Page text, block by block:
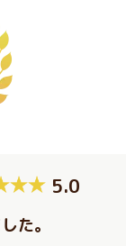
5.0
た。